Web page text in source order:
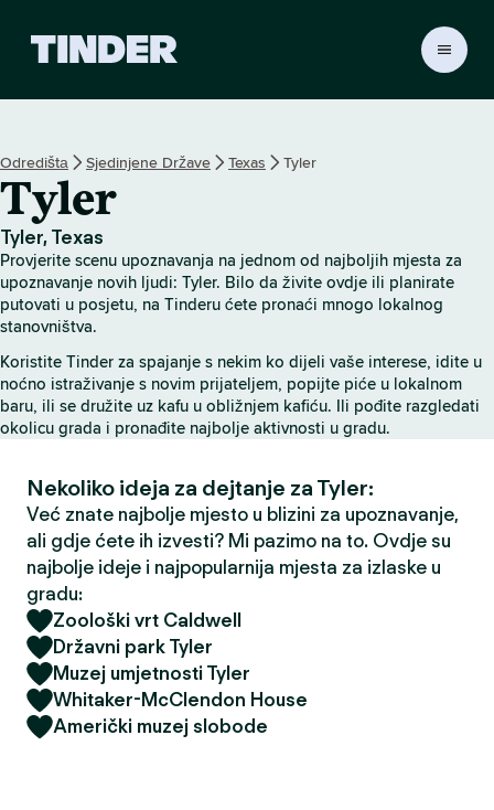
r
e
Odredištа Sjedinjene Države Texas Tyler
Tyler
Tyler, Texas
Provjerite scenu upoznavanja na jednom od najboljih mjesta za
upoznavanje novih ljudi: Tyler. Bilo da živite ovdje ili planirate
putovati u posjetu, na Tinderu ćete pronaći mnogo lokalnog
stanovništva.
Koristite Tinder za spajanje s nekim ko dijeli vaše interese, idite u
noćno istraživanje s novim prijateljem, popijte piće u lokalnom
baru, ili se družite uz kafu u obližnjem kafiću. Ili pođite razgledati
okolicu grada i pronađite najbolje aktivnosti u gradu.
Nekoliko ideja za dejtanje za Tyler:
Već znate najbolje mjesto u blizini za upoznavanje,
ali gdje ćete ih izvesti? Mi pazimo na to. Ovdje su
najbolje ideje i najpopularnija mjesta za izlaske u
gradu:
Zoološki vrt Caldwell
Državni park Tyler
Muzej umjetnosti Tyler
Whitaker-McClendon House
Američki muzej slobode